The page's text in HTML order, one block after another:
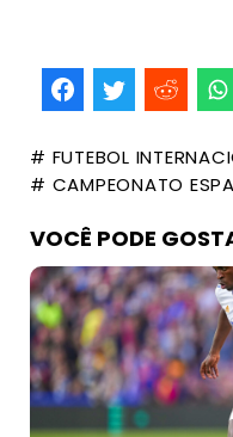
# FUTEBOL
# CAMPEONATO
VOCÊ PODE